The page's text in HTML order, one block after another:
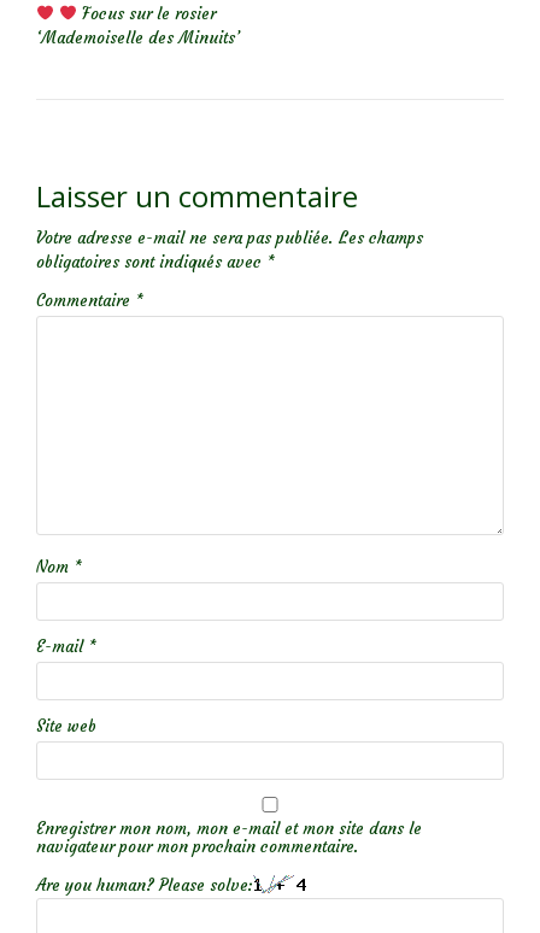
Focus sur le rosier
‘Mademoiselle des Minuits’
Laisser un commentaire
Votre adresse e-mail ne sera pas publiée. Les champs
obligatoires sont indiqués avec *
Commentaire *
Nom *
E-mail *
Site web
Enregistrer mon nom, mon e-mail et mon site dans le
navigateur pour mon prochain commentaire.
Are you human? Please solve: